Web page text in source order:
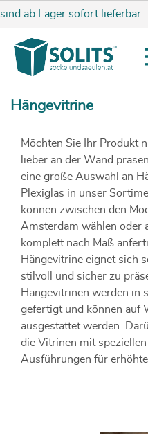
ab Lager sofort lieferbar
Hängevitrine
Möchten Sie Ihr Produkt
lieber an der Wand
eine große Auswahl an
Plexiglas in unser
können zwischen den
Amsterdam wählen oder
komplett nach Maß
Hängevitrine eignet sich
stilvoll und sicher zu
Hängevitrinen werden in
gefertigt und können auf
ausgestattet werden.
die Vitrinen mit
Ausführungen für